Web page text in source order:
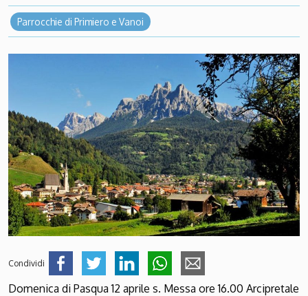
Parrocchie di Primiero e Vanoi
Condividi
Domenica di Pasqua 12 aprile s. Messa ore 16.00 Arcipretale